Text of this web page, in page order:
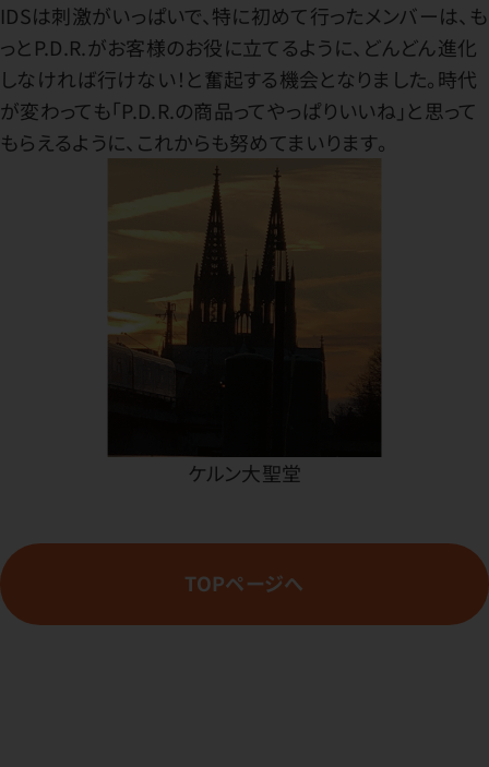
ケルン大聖堂
IDSは刺激がいっぱいで、特に初めて行ったメンバーは、も
っとP.D.R.がお客様のお役に立てるように、どんどん進化
しなければ行けない！と奮起する機会となりました。時代
が変わっても「P.D.R.の商品ってやっぱりいいね」と思って
もらえるように、これからも努めてまいります。
TOPページへ